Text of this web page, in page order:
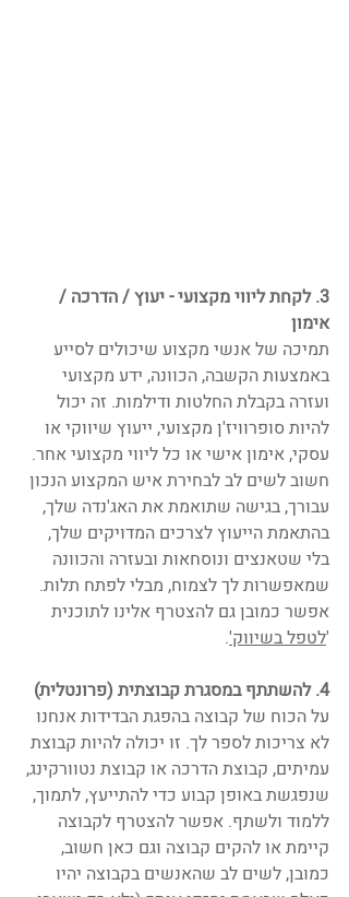
3. לקחת ליווי מקצועי - יעוץ / הדרכה /
אימון
תמיכה של אנשי מקצוע שיכולים לסייע
באמצעות הקשבה, הכוונה, ידע מקצועי
ועזרה בקבלת החלטות ודילמות. זה יכול
להיות סופרוויז'ן מקצועי, ייעוץ שיווקי או
עסקי, אימון אישי או כל ליווי מקצועי אחר.
חשוב לשים לב לבחירת איש המקצוע הנכון
עבורך, בגישה שתואמת את האג'נדה שלך,
בהתאמת הייעוץ לצרכים המדויקים שלך,
בלי שטאנצים ונוסחאות ובעזרה והכוונה
שמאפשרות לך לצמוח, מבלי לפתח תלות.
אפשר כמובן גם להצטרף אלינו לתוכנית
'לטפל בשיווק'
.
4. להשתתף במסגרת קבוצתית (פרונטלית)
על הכוח של קבוצה בהפגת הבדידות אנחנו
לא צריכות לספר לך. זו יכולה להיות קבוצת
עמיתים, קבוצת הדרכה או קבוצת נטוורקינג,
שנפגשת באופן קבוע כדי להתייעץ, לתמוך,
ללמוד ולשתף. אפשר להצטרף לקבוצה
קיימת או להקים קבוצה וגם כאן חשוב,
כמובן, לשים לב שהאנשים בקבוצה יהיו